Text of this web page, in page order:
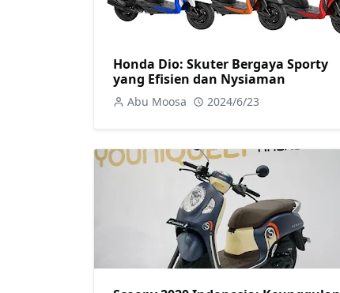
Honda Dio: Skuter Bergaya Sporty
yang Efisien dan Nysiaman
Abu Moosa 2024/6/23